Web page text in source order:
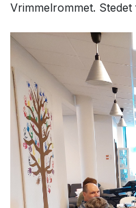
Vrimmelrommet.